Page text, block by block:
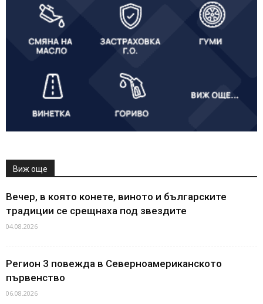
Виж още
Вечер, в която конете, виното и българските
традиции се срещнаха под звездите
04.08.2026
Регион 3 повежда в Северноамериканското
първенство
06.08.2026